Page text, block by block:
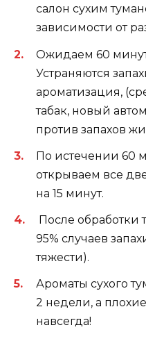
салон сухим
зависимости от
Ожидаем 60 минут
Устраняются
ароматизация,
табак, новый
против запахов
По истечении 60
открываем все
на 15 минут.
После обработки
95% случаев
тяжести).
Ароматы сухого
2 недели, а
навсегда!